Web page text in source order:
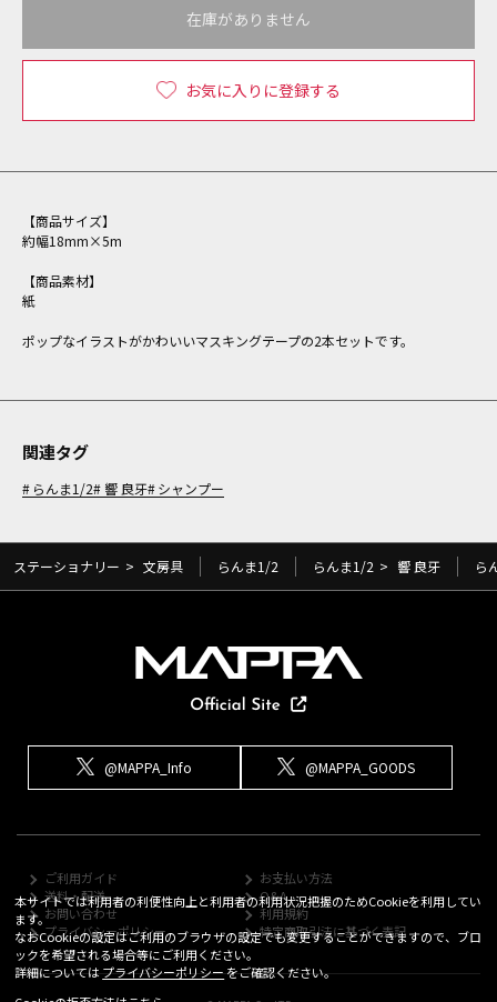
お気に入りに登録する
在庫がありません
【商品サイズ】
約幅18mm×5m
【商品素材】
紙
ポップなイラストがかわいいマスキングテープの2本セットです。
関連タグ
らんま1/2 響 良牙 シャンプー
ステーショナリー > 文房具 らんま1/2 らんま1/2 > 響 良牙 ら
@MAPPA_Info @MAPPA_GOODS
ご利用ガイド
お支払い方法
送料・配送
Q&A
お問い合わせ
利用規約
プライバシーポリシー
特定商取引法に基づく表記
本サイトでは利用者の利便性向上と利用者の利用状況把握のためCookieを利用してい
ます。
なおCookieの設定はご利用のブラウザの設定でも変更することができますので、ブロ
ックを希望される場合等にご利用ください。
詳細についてはプライバシーポリシーをご確認ください。